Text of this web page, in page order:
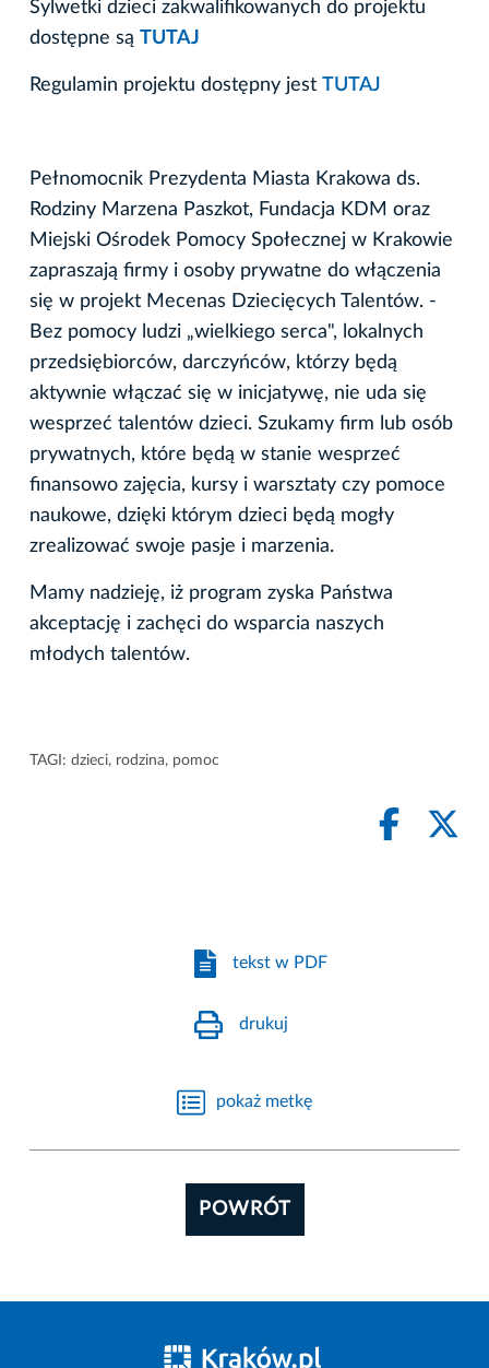
Sylwetki dzieci zakwalifikowanych do projektu
dostępne są TUTAJ
Regulamin projektu dostępny jest TUTAJ
Pełnomocnik Prezydenta Miasta Krakowa ds.
Rodziny Marzena Paszkot, Fundacja KDM oraz
Miejski Ośrodek Pomocy Społecznej w Krakowie
zapraszają firmy i osoby prywatne do włączenia
się w projekt Mecenas Dziecięcych Talentów. -
Bez pomocy ludzi „wielkiego serca", lokalnych
przedsiębiorców, darczyńców, którzy będą
aktywnie włączać się w inicjatywę, nie uda się
wesprzeć talentów dzieci. Szukamy firm lub osób
prywatnych, które będą w stanie wesprzeć
finansowo zajęcia, kursy i warsztaty czy pomoce
naukowe, dzięki którym dzieci będą mogły
zrealizować swoje pasje i marzenia.
Mamy nadzieję, iż program zyska Państwa
akceptację i zachęci do wsparcia naszych
młodych talentów.
TAGI: dzieci, rodzina, pomoc
tekst w PDF
drukuj
pokaż metkę
POWRÓT